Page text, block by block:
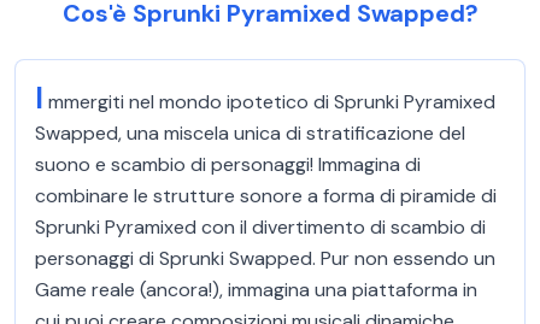
Cos'è Sprunki Pyramixed Swapped?
I mmergiti nel mondo ipotetico di Sprunki Pyramixed
Swapped, una miscela unica di stratificazione del
suono e scambio di personaggi! Immagina di
combinare le strutture sonore a forma di piramide di
Sprunki Pyramixed con il divertimento di scambio di
personaggi di Sprunki Swapped. Pur non essendo un
Game reale (ancora!), immagina una piattaforma in